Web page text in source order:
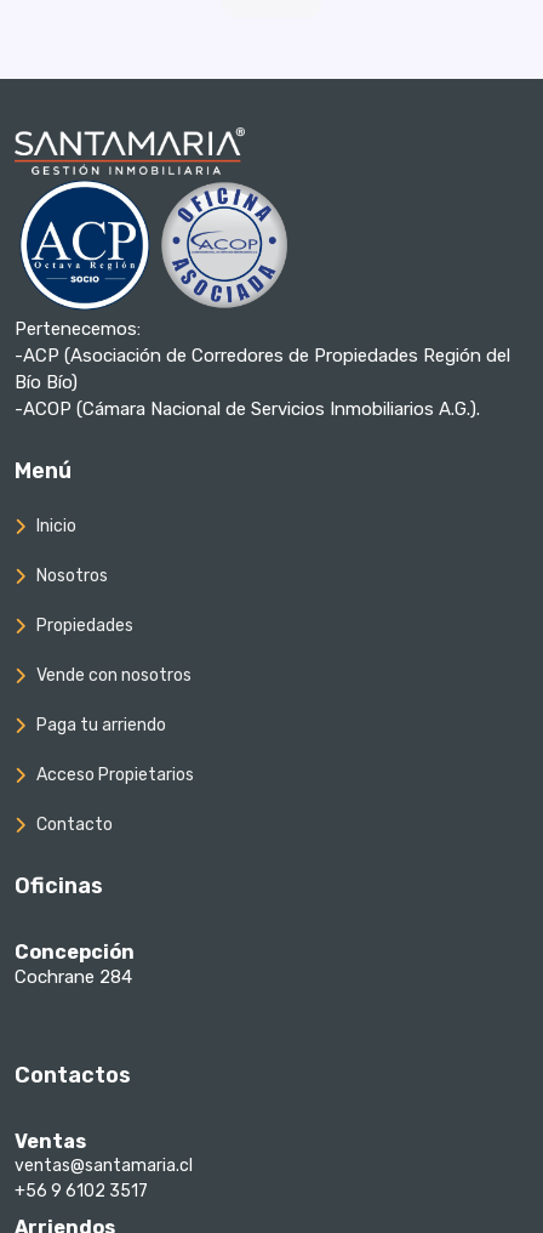
Pertenecemos:
-ACP (Asociación de Corredores de Propiedades Región del
Bío Bío)
-ACOP (Cámara Nacional de Servicios Inmobiliarios A.G.).
Menú
Inicio
Nosotros
Propiedades
Vende con nosotros
Paga tu arriendo
Acceso Propietarios
Contacto
Oficinas
Concepción
Cochrane 284
Contactos
Ventas
ventas@santamaria.cl
+56 9 6102 3517
Arriendos